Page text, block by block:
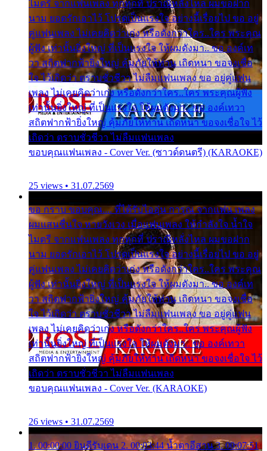
ไมตรี จากแฟนเพลง ทุกทุกที่ ปราณีหลั่งไหล ผมขอฝาก
นาม ยอดรักเอาไว้ โปรดเป็นแรงใจ อย่างนี้เรื่อยไป ขอ อยู่
คู่แฟนเพลง ไม่เคยคิดว่าเก่ง หรือดังกว่าใคร..ใคร พระคุณ
ผู้ฟัง เท่านั้นยิ่งใหญ่ ที่เป็นแรงใจ ให้ผมดังมา.. ขอ องค์เท
วา สถิตฟากฟ้ายิ่งใหญ่ คุ้มภัยให้ท่าน เถิดหนา ขอจงเชื่อ
ใจ ไว้เถิดว่า ตราบชั่วชีวา ไม่ลืมแฟนเพลง ขอ อยู่คู่แฟน
เพลง ไม่เคยคิดว่าเก่ง หรือดังกว่าใคร..ใคร พระคุณผู้ฟัง
เท่านั้นยิ่งใหญ่ ที่เป็นแรงใจ ให้ผมดังมา.. ขอ องค์เทวา
สถิตฟากฟ้ายิ่งใหญ่ คุ้มภัยให้ท่าน เถิดหนา ขอจงเชื่อใจ ไว้
เถิดว่า ตราบชั่วชีวา ไม่ลืมแฟนเพลง
ขอบคุณแฟนเพลง - Cover Ver. (ซาวด์ดนตรี) (KARAOKE)
25 views • 31.07.2569
ขอ กราบ ขอบคุณ.... ที่ได้รับไออุ่น การุณ จากแฟน เพลง
ผมแสนชื่นใจ หายวังเวง เมื่อแฟนเพลง ให้กำลังใจ น้ำใจ
ไมตรี จากแฟนเพลง ทุกทุกที่ ปราณีหลั่งไหล ผมขอฝาก
นาม ยอดรักเอาไว้ โปรดเป็นแรงใจ อย่างนี้เรื่อยไป ขอ อยู่
คู่แฟนเพลง ไม่เคยคิดว่าเก่ง หรือดังกว่าใคร..ใคร พระคุณ
ผู้ฟัง เท่านั้นยิ่งใหญ่ ที่เป็นแรงใจ ให้ผมดังมา.. ขอ องค์เท
วา สถิตฟากฟ้ายิ่งใหญ่ คุ้มภัยให้ท่าน เถิดหนา ขอจงเชื่อ
ใจ ไว้เถิดว่า ตราบชั่วชีวา ไม่ลืมแฟนเพลง ขอ อยู่คู่แฟน
เพลง ไม่เคยคิดว่าเก่ง หรือดังกว่าใคร..ใคร พระคุณผู้ฟัง
เท่านั้นยิ่งใหญ่ ที่เป็นแรงใจ ให้ผมดังมา.. ขอ องค์เทวา
สถิตฟากฟ้ายิ่งใหญ่ คุ้มภัยให้ท่าน เถิดหนา ขอจงเชื่อใจ ไว้
เถิดว่า ตราบชั่วชีวา ไม่ลืมแฟนเพลง
ขอบคุณแฟนเพลง - Cover Ver. (KARAOKE)
26 views • 31.07.2569
1. 00:00:00 ยินดีรับเดน 2. 00:03:44 น้ำตาอีสาน 3. 00:07:51